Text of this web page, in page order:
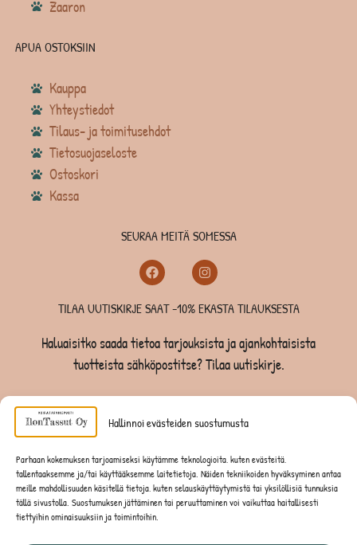
Hallinnoi evästeiden suostumusta
Parhaan kokemuksen tarjoamiseksi käytämme teknologioita, kuten evästeitä,
tallentaaksemme ja/tai käyttääksemme laitetietoja. Näiden tekniikoiden hyväksyminen antaa
meille mahdollisuuden käsitellä tietoja, kuten selauskäyttäytymistä tai yksilöllisiä tunnuksia
tällä sivustolla. Suostumuksen jättäminen tai peruuttaminen voi vaikuttaa haitallisesti
tiettyihin ominaisuuksiin ja toimintoihin.
Zaaron
APUA OSTOKSIIN
Kauppa
Yhteystiedot
Tilaus- ja toimitusehdot
Tietosuojaseloste
Ostoskori
Kassa
SEURAA MEITÄ SOMESSA
TILAA UUTISKIRJE SAAT -10% EKASTA TILAUKSESTA
Haluaisitko saada tietoa tarjouksista ja ajankohtaisista
tuotteista sähköpostitse? Tilaa uutiskirje.
TILAA UUTISKIRJE -SAAT -10% EKASTA TILAUKSESTA
KISSOILLE
JYRSIJÖILLE